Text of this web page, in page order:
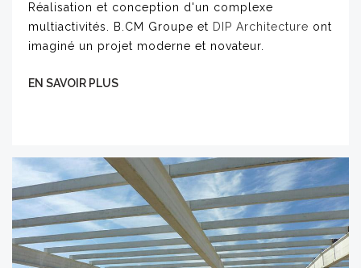
Réalisation et conception d'un complexe
multiactivités. B.CM Groupe et DIP Architecture ont
imaginé un projet moderne et novateur.
EN SAVOIR PLUS